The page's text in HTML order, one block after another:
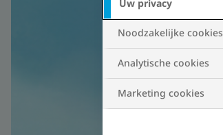
Uw privacy
Noodzakelijke cookies
Analytische cookies
Marketing cookies